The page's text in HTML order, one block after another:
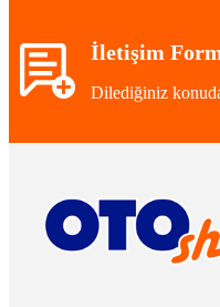
İletişim
Dilediğiniz